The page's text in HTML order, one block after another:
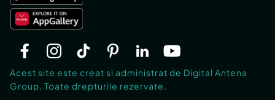
Acest site este creat si administrat de Digital Antena
Group. Toate drepturile rezervate.